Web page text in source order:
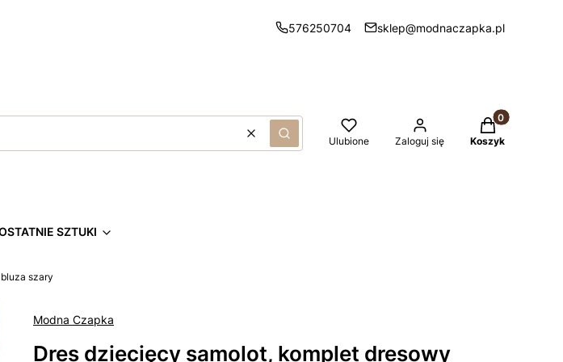
576250704 sklep@modnaczapka.pl
WyczyśćSzukaj Ulubione Zaloguj się
Produkty w
Koszyk
SZTUKI
szary
Modna Czapka
Dres dziecięcy samolot, komplet dresowy